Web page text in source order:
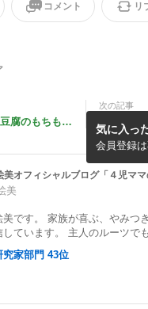
コメント リ
腐のもちもち
次の記事
しっかり
お好み焼
やしだけ
美
です。 家族が喜ぶ、やみつ
しています。 主人のルーツで
入れやすい鍋・スープ料理が
では日々のごはんや最
気に入っ
会員登録
家部門 43位